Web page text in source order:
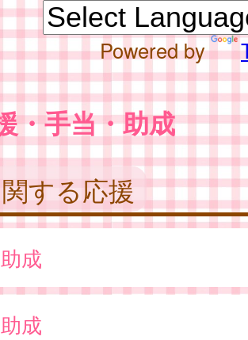
Powered by
・手当・助成
する応援
成
成